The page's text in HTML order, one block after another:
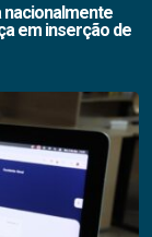
nacionalmente
em inserção de